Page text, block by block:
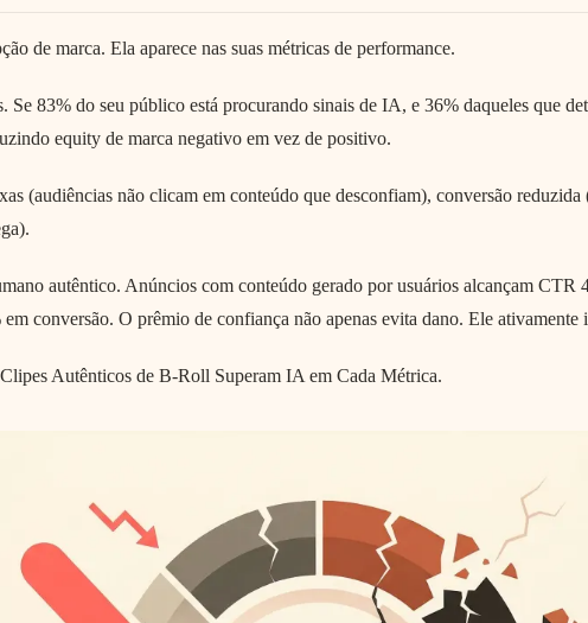
de marca. Ela aparece nas suas métricas de performance.
Se 83% do seu público está procurando sinais de IA, e 36% daqueles que
equity de marca negativo em vez de positivo.
(audiências não clicam em conteúdo que desconfiam), conversão
autêntico. Anúncios com conteúdo gerado por usuários alcançam
conversão. O prêmio de confiança não apenas evita dano. Ele ativamente
Autênticos de B-Roll Superam IA em Cada Métrica.